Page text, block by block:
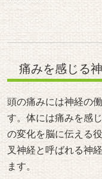
痛みを感じる
頭の痛みには神経の
す。体には痛みを感
の変化を脳に伝える
叉神経と呼ばれる神
ます。